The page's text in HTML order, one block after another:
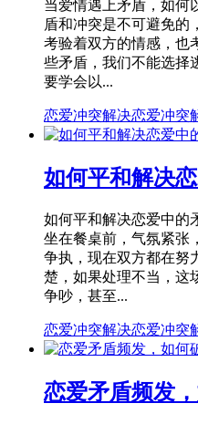
当爱情遇上矛盾，如何
盾和冲突是不可避免的
考验着双方的情感，也
些矛盾，我们不能选择
要学会以...
恋爱冲突解决恋爱冲突
如何平和解决
如何平和解决恋爱中的
坐在餐桌前，气氛紧张
争执，现在双方都在努
楚，如果处理不当，这
争吵，甚至...
恋爱冲突解决恋爱冲突
恋爱矛盾频发